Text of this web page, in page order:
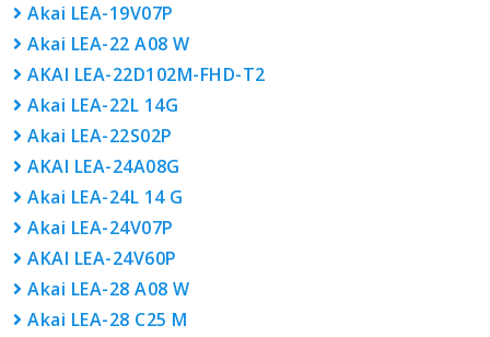
Akai LEA-19V07P
Akai LEA-22 A08 W
AKAI LEA-22D102M-FHD-T2
Akai LEA-22L 14G
Akai LEA-22S02P
AKAI LEA-24A08G
Akai LEA-24L 14 G
Akai LEA-24V07P
AKAI LEA-24V60P
Akai LEA-28 A08 W
Akai LEA-28 С25 М